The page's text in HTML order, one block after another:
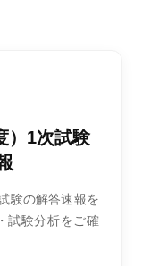
）1次試験
験の解答速報を
試験分析をご確